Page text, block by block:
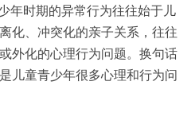
年时期的异常行为往往始于儿
化、冲突化的亲子关系，往往
外化的心理行为问题。换句话
儿童青少年很多心理和行为问